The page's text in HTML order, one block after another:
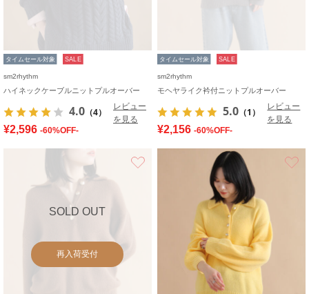
タイムセール対象 SALE
sm2rhythm
ハイネックケーブルニットプルオーバー
4.0 （4）
レビュー
を見る
¥2,596 -60%OFF-
タイムセール対象 SALE
sm2rhythm
モヘヤライク衿付ニットプルオーバー
5.0 （1）
レビュー
を見る
¥2,156 -60%OFF-
SOLD OUT
再入荷受付